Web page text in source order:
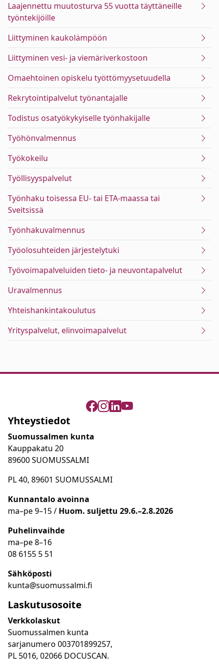
Laajennettu muutosturva 55 vuotta täyttäneille
työntekijöille
Liittyminen kaukolämpöön
Liittyminen vesi- ja viemäriverkostoon
Omaehtoinen opiskelu työttömyysetuudella
Rekrytointipalvelut työnantajalle
Todistus osatyökykyiselle työnhakijalle
Työhönvalmennus
Työkokeilu
Työllisyyspalvelut
Työnhaku toisessa EU- tai ETA-maassa tai
Sveitsissä
Työnhakuvalmennus
Työolosuhteiden järjestelytuki
Työvoimapalveluiden tieto- ja neuvontapalvelut
Uravalmennus
Yhteishankintakoulutus
Yrityspalvelut, elinvoimapalvelut
Yhteystiedot
Suomussalmen kunta
Kauppakatu 20
89600 SUOMUSSALMI
PL 40, 89601 SUOMUSSALMI
Kunnantalo avoinna
ma–pe 9–15 / Huom. suljettu 29.6.–2.8.2026
Puhelinvaihde
ma–pe 8–16
08 6155 5 51
Sähköposti
kunta@suomussalmi.fi
Laskutusosoite
Verkkolaskut
Suomussalmen kunta
sarjanumero 003701899257,
PL 5016, 02066 DOCUSCAN.